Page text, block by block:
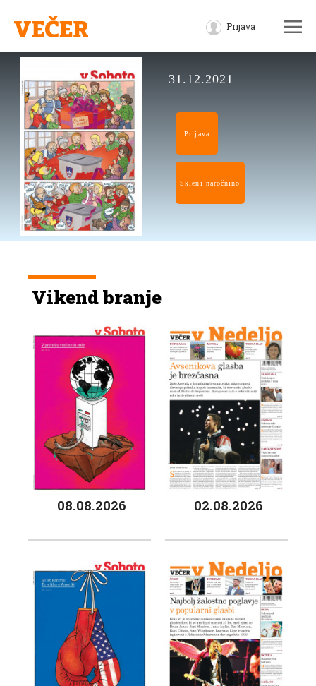
Prijava
31.12.2021
Prijava
Skleni naročnino
Vikend branje
08.08.2026 02.08.2026